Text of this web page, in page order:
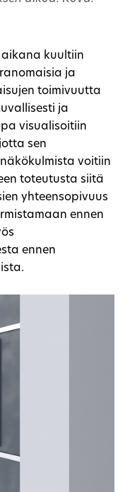
kuultiin
ja
toimivuutta
ja
visualisoitiin
sen
voitiin
toteutusta siitä
yhteensopivuus
ennen
ennen